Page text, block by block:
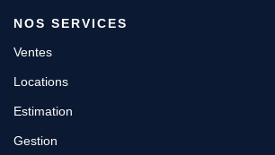
NOS SERVICES
Ventes
Locations
Estimation
Gestion